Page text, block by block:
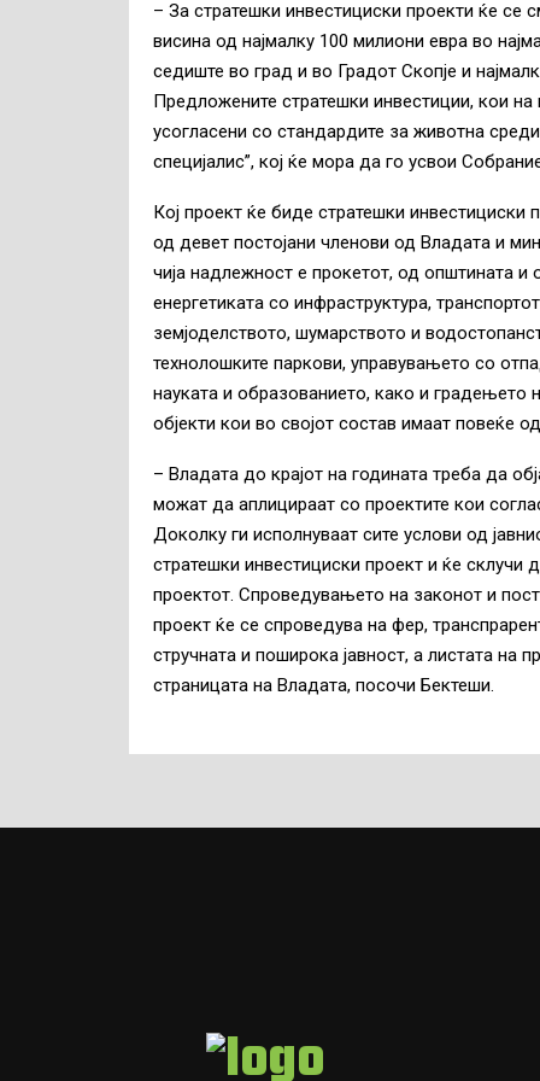
– За стратешки инвестициски проекти ќе се
висина од најмалку 100 милиони евра во
седиште во град и во Градот Скопје и
Предложените стратешки инвестиции, кои
усогласени со стандардите за животна
специјалис”, кој ќе мора да го усвои
Кој проект ќе биде стратешки инвестициски
од девет постојани членови од Владата и
чија надлежност е прокетот, од општината
енергетиката со инфраструктура,
земјоделството, шумарството и
технолошките паркови, управувањето со
науката и образованието, како и
објекти кои во својот состав имаат повеќе
– Владата до крајот на годината треба да
можат да аплицираат со проектите кои
Доколку ги исполнуваат сите услови од
стратешки инвестициски проект и ќе склучи
проектот. Спроведувањето на законот и
проект ќе се спроведува на фер,
стручната и поширока јавност, а листата на
страницата на Владата, посочи Бектеши.